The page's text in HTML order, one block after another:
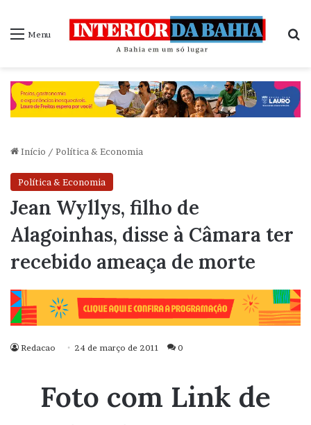
Menu
Início / Política & Economia
Política & Economia
Jean Wyllys, filho de
Alagoinhas, disse à Câmara ter
recebido ameaça de morte
Redacao 24 de março de 2011 0
Foto com Link de